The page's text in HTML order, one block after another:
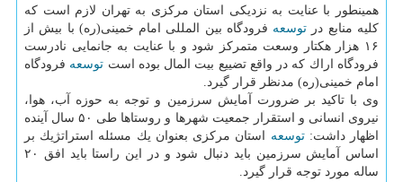
همینطور با عنایت به نزدیكی استان مركزی به تهران لازم است كه
كلیه منابع در توسعه فرودگاه بین المللی امام خمینی(ره) با بیش از
۱۶ هزار هكتار وسعت متمركز شود و با عنایت به جانمایی نادرست
فرودگاه اراك كه در واقع تضییع بیت المال بوده است توسعه فرودگاه
امام خمینی(ره) مدنظر قرار گیرد.
وی با تاكید بر ضرورت آمایش سرزمین و توجه به حوزه آب، هوا،
نیروی انسانی و استقرار جمعیت شهرها و روستاها طی ۵۰ سال آینده
اظهار داشت:توسعه استان مركزی بعنوان یك مسئله استراتژیك بر
اساس آمایش سرزمین باید دنبال شود و در این راستا باید افق ۲۰
ساله مورد توجه قرار گیرد.